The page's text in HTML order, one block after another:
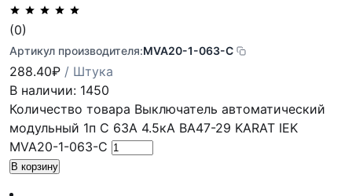
(0)
Артикул производителя:MVA20-1-063-C
288.40₽ / Штука
В наличии: 1450
Количество товара Выключатель автоматический
модульный 1п C 63А 4.5кА ВА47-29 KARAT IEK
MVA20-1-063-C
В корзину